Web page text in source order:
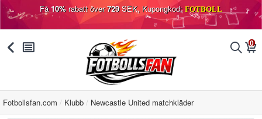
Få10%rabatt över729SEK, Kupongkod: FOTBOLL
󰅯 󰂩 󰂨 0
󰃦
Fotbollsfan.com Klubb Newcastle United matchkläder